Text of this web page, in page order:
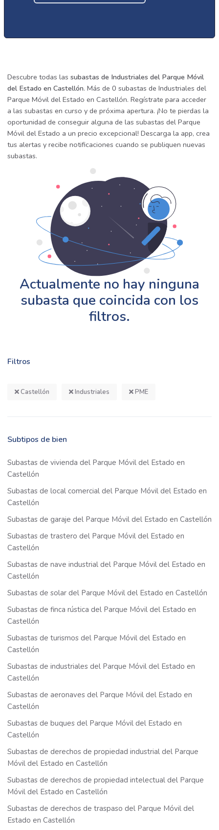
Filtros
Castellón Industriales PME
Subtipos de bien
Subastas de vivienda del Parque Móvil del Estado en
Castellón
Subastas de local comercial del Parque Móvil del Estado en
Castellón
Subastas de garaje del Parque Móvil del Estado en Castellón
Subastas de trastero del Parque Móvil del Estado en
Castellón
Subastas de nave industrial del Parque Móvil del Estado en
Castellón
Subastas de solar del Parque Móvil del Estado en Castellón
Subastas de finca rústica del Parque Móvil del Estado en
Castellón
Subastas de turismos del Parque Móvil del Estado en
Castellón
Subastas de industriales del Parque Móvil del Estado en
Castellón
Subastas de aeronaves del Parque Móvil del Estado en
Castellón
Subastas de buques del Parque Móvil del Estado en
Castellón
Subastas de derechos de propiedad industrial del Parque
Móvil del Estado en Castellón
Subastas de derechos de propiedad intelectual del Parque
Móvil del Estado en Castellón
Subastas de derechos de traspaso del Parque Móvil del
Estado en Castellón
Descubre todas las subastas de Industriales del Parque Móvil
del Estado en Castellón. Más de 0 subastas de Industriales del
Parque Móvil del Estado en Castellón. Regístrate para acceder
a las subastas en curso y de próxima apertura. ¡No te pierdas la
oportunidad de conseguir alguna de las subastas del Parque
Móvil del Estado a un precio excepcional! Descarga la app, crea
tus alertas y recibe notificaciones cuando se publiquen nuevas
subastas.
Actualmente no hay ninguna
subasta que coincida con los
filtros.